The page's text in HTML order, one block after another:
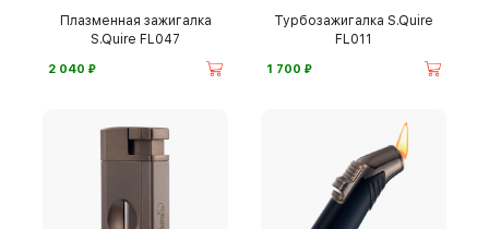
Плазменная зажигалка
S.Quire FL047
2 040 ⃏
Турбозажигалка S.Quire
FL011
1 700 ⃏